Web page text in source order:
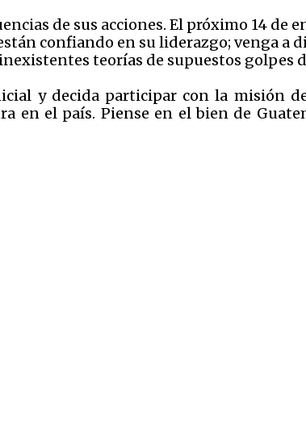
de sus acciones. El próximo 14 de
confiando en su liderazgo; venga a
teorías de supuestos golpes
y decida participar con la misión
en el país. Piense en el bien de